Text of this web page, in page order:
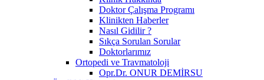
Doktor Çalışma Programı
Klinikten Haberler
Nasıl Gidilir ?
Sıkça Sorulan Sorular
Doktorlarımız
Ortopedi ve Travmatoloji
Opr.Dr. ONUR DEMİRSU